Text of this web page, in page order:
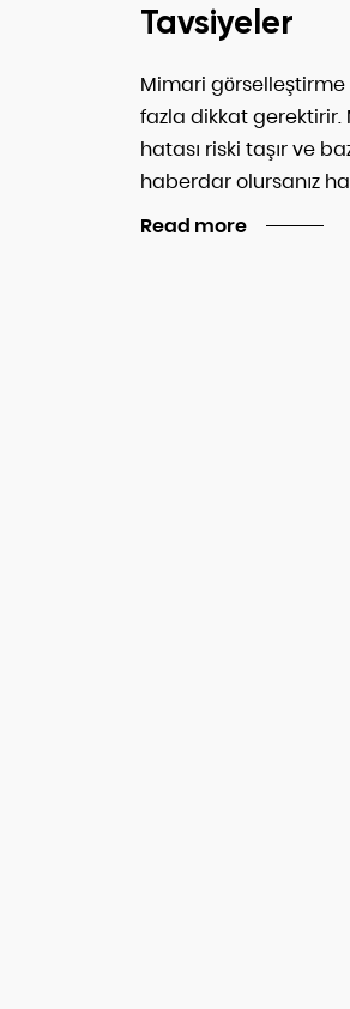
Tavsiyeler
Mimari
fazla dikkat gerektirir.
hatası riski taşır ve
haberdar olursanız
Read more